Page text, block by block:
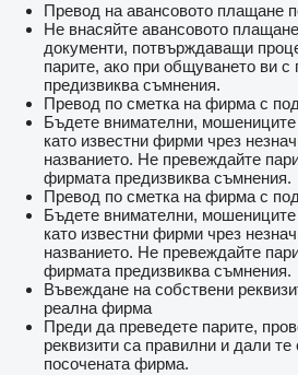
Превод на авансовото плащане
Не внасяйте авансовото
документи, потвърждаващи
парите, ако при общуването ви с
предизвиква съмнения.
Превод по сметка на фирма с
Бъдете внимателни, мошениците
като известни фирми чрез
названието. Не превеждайте
фирмата предизвиква съмнения.
Превод по сметка на фирма с
Бъдете внимателни, мошениците
като известни фирми чрез
названието. Не превеждайте
фирмата предизвиква съмнения.
Въвеждане на собствени
реална фирма
Преди да преведете парите,
реквизити са правилни и дали те
посочената фирма.